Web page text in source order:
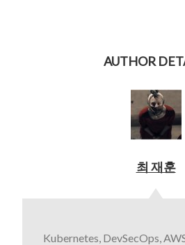
AUTHOR
최 재훈
Kubernetes, DevSecOps,